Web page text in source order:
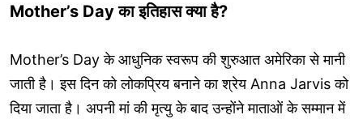
Mother’s Day का इतिहास क्या है?
Mother’s Day के आधुनिक स्वरूप की शुरुआत अमेरिका से मानी
जाती है। इस दिन को लोकप्रिय बनाने का श्रेय Anna Jarvis को
दिया जाता है। अपनी मां की मृत्यु के बाद उन्होंने माताओं के सम्मान में